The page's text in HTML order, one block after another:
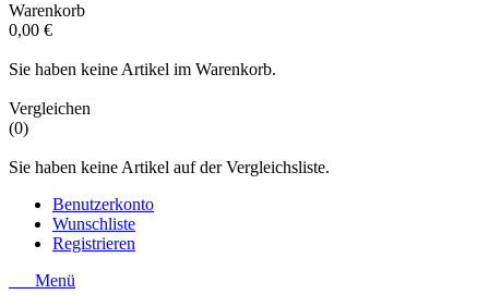
Warenkorb
0,00 €
Sie haben keine Artikel im Warenkorb.
Vergleichen
(0)
Sie haben keine Artikel auf der Vergleichsliste.
Benutzerkonto
Wunschliste
Registrieren
Menü